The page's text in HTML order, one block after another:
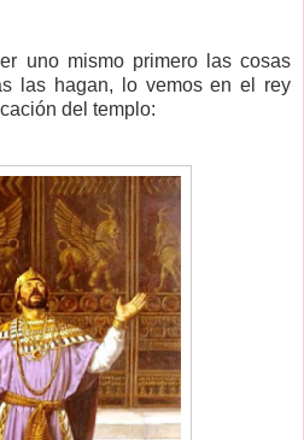
uno mismo primero las cosas
las hagan, lo vemos en el rey
del templo: